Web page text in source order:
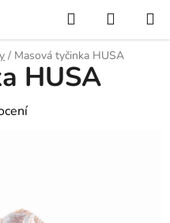
Hledat
KOŠÍK
/ Masová tyčinka HUSA
HUSA